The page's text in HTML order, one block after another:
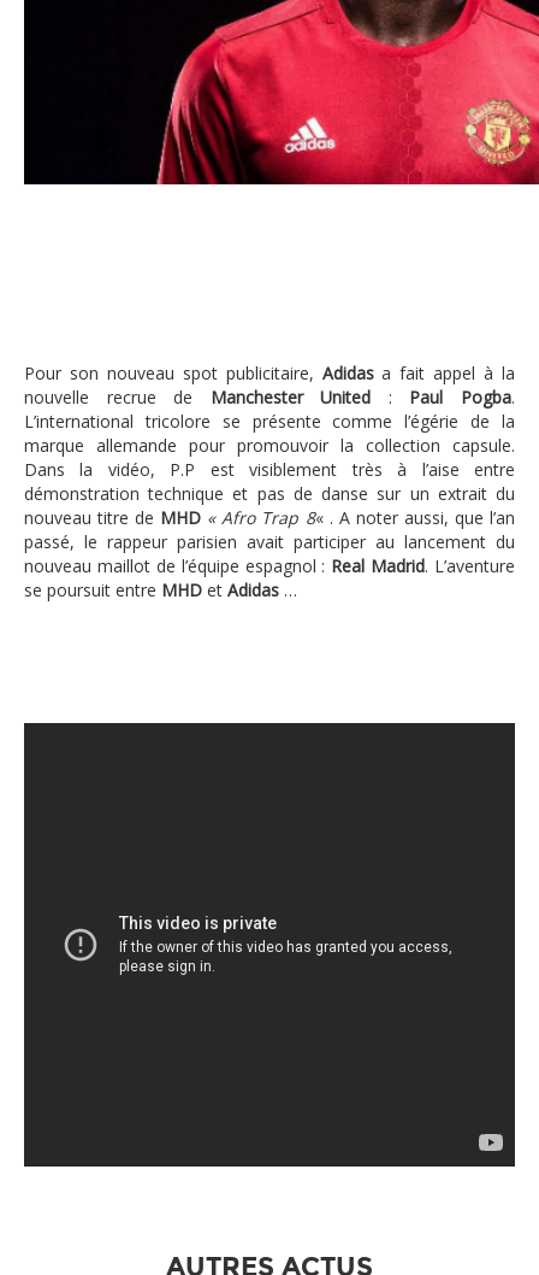
Pour son nouveau spot publicitaire, Adidasa fait appel à la
nouvelle recrue de Manchester United : Paul Pogba.
L’international tricolore se présente comme l’égérie de la
marque allemande pour promouvoir la collection capsule.
Dans la vidéo, P.P est visiblement très à l’aise entre
démonstration technique et pas de danse sur un extrait du
nouveau titre de MHD « Afro Trap 8« . A noter aussi, que l’an
passé, le rappeur parisien avait participer au lancement du
nouveau maillot de l’équipe espagnol : Real Madrid. L’aventure
se poursuit entre MHD et Adidas …
AUTRES ACTUS